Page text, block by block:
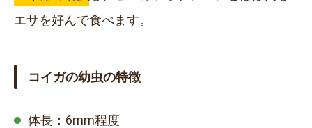
エサを好んで食べます。
コイガの幼虫の特徴
体長： 6mm程度